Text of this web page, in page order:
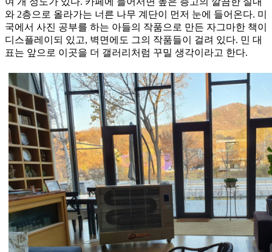
와 2층으로 올라가는 너른 나무 계단이 먼저 눈에 들어온다. 미
국에서 사진 공부를 하는 아들의 작품으로 만든 자그마한 책이
디스플레이되 있고, 벽면에도 그의 작품들이 걸려 있다. 민 대
표는 앞으로 이곳을 더 갤러리처럼 꾸밀 생각이라고 한다.